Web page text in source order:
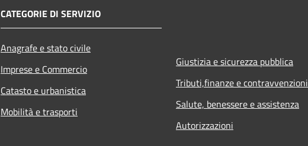
CATEGORIE DI SERVIZIO
Anagrafe e stato civile
Imprese e Commercio
Catasto e urbanistica
Mobilità e trasporti
Giustizia e sicurezza pubblica
Tributi,finanze e contravvenzioni
Salute, benessere e assistenza
Autorizzazioni